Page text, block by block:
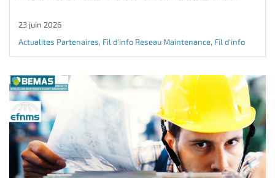
23 juin 2026
Actualites Partenaires, Fil d'info Reseau Maintenance, Fil d'info